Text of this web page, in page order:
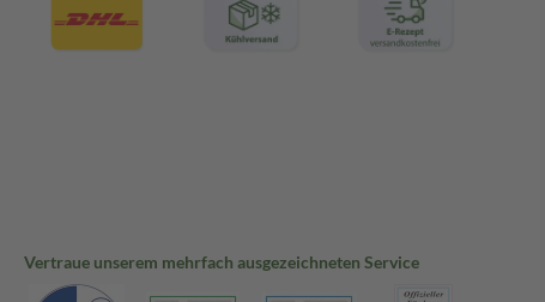
Vertraue unserem mehrfach ausgezeichneten Service